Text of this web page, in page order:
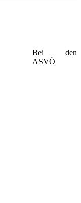
Bei den
ASVÖ